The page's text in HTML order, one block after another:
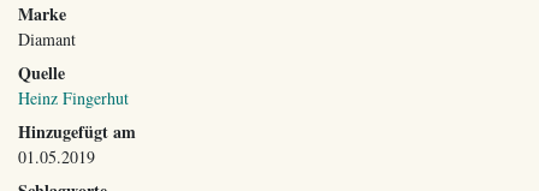
Marke
Diamant
Quelle
Heinz Fingerhut
Hinzugefügt am
01.05.2019